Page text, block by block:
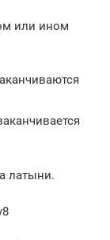
или ином
латыни.